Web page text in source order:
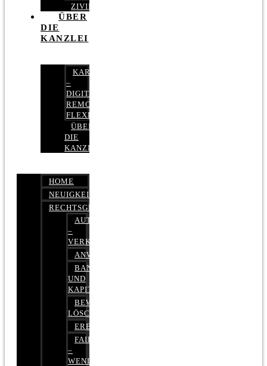
ZIVILRECHT
ÜBER
DIE
KANZLEI
KARRIERE
–
DIGITAL,
REMOTE,
FLEXIBEL
ÜBER
DIE
KANZLEI
HOME
NEUIGKEITEN
RECHTSGEBIETE
AUTOBETRUG
–
VERKEHRSRECHT
ANWALTSHAFTUNGSRECHT
BANK-
UND
KAPITALMARKTRECHT
BEWERTUNGEN
LÖSCHEN
ERBRECHT
FAIRMIETEN
–
WENIGER